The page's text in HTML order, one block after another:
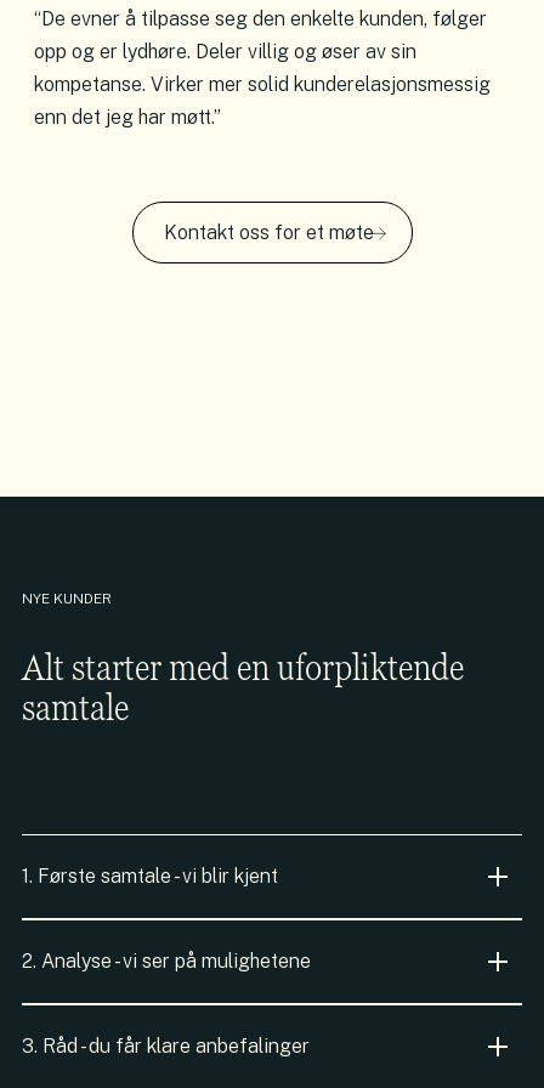
“De evner å tilpasse seg den enkelte kunden, følger
opp og er lydhøre. Deler villig og øser av sin
kompetanse. Virker mer solid kunderelasjonsmessig
enn det jeg har møtt.”
Kontakt oss for et møte
NYE KUNDER
Alt starter med en uforpliktende
samtale
1. Første samtale - vi blir kjent
situasjon, dine behov og målet med investeringene. Vi
spør, lytter og noterer. Vi blir enige om videre prosess.
Det koster ingenting å møte oss
2. Analyse - vi ser på mulighetene
på hvilke investeringer som kan bidra til at du når
3. Råd - du får klare anbefalinger